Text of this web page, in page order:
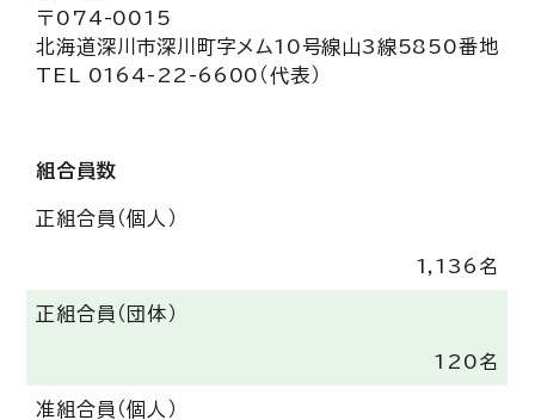
〒074-0015
北海道深川市深川町字メム10号線山3線5850番地
TEL 0164-22-6600（代表）
組合員数
正組合員（個人）
1,136名
正組合員（団体）
120名
准組合員（個人）